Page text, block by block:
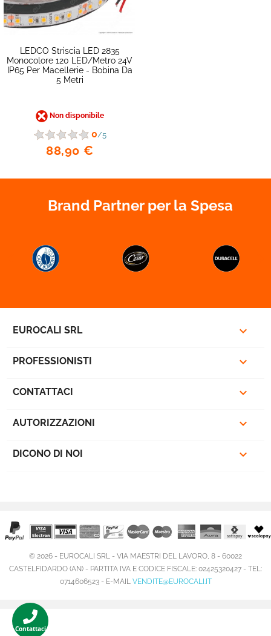
LEDCO Striscia LED 2835
Monocolore 120 LED/metro 24V
IP65 Per Macellerie - Bobina Da
5 Metri
Non disponibile
0/5
88,90 €
Brand Partner per la Spesa
EUROCALI SRL 
PROFESSIONISTI 
CONTATTACI 
AUTORIZZAZIONI 
DICONO DI NOI 
© 2026 - EUROCALI SRL - VIA MAESTRI DEL LAVORO, 8 - 60022
CASTELFIDARDO (AN) - PARTITA IVA E CODICE FISCALE: 02425320427 - TEL:
0714606523 - E-MAIL VENDITE@EUROCALI.IT
Contattaci